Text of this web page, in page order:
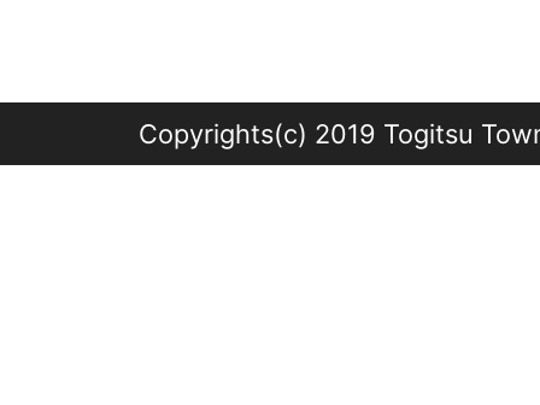
Copyrights(c) 2019 Togitsu